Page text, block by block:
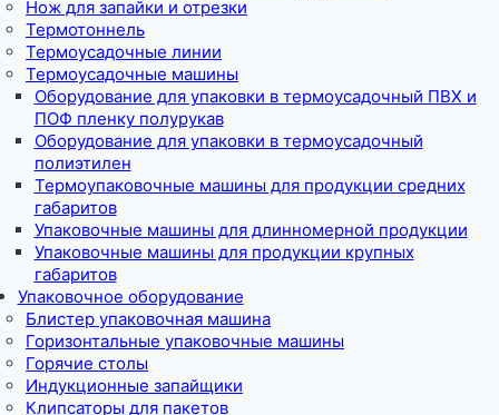
Нож для запайки и отрезки
Термотоннель
Термоусадочные линии
Термоусадочные машины
Оборудование для упаковки в термоусадочный ПВХ и
ПОФ пленку полурукав
Оборудование для упаковки в термоусадочный
полиэтилен
Термоупаковочные машины для продукции средних
габаритов
Упаковочные машины для длинномерной продукции
Упаковочные машины для продукции крупных
габаритов
Упаковочное оборудование
Блистер упаковочная машина
Горизонтальные упаковочные машины
Горячие столы
Индукционные запайщики
Клипсаторы для пакетов